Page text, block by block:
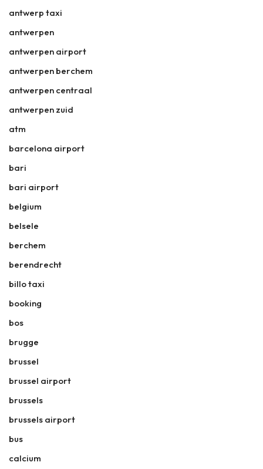
antwerp taxi
antwerpen
antwerpen airport
antwerpen berchem
antwerpen centraal
antwerpen zuid
atm
barcelona airport
bari
bari airport
belgium
belsele
berchem
berendrecht
billo taxi
booking
bos
brugge
brussel
brussel airport
brussels
brussels airport
bus
calcium